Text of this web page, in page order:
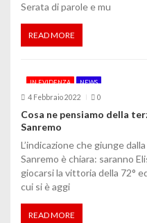
r
c
o
l
i
Serata di parole e mu
READ MORE
IN EVIDENZA NEWS
4 Febbraio 2022 0
Cosa ne pensiamo della
Sanremo
L’indicazione che giunge
Sanremo è chiara: saranno
giocarsi la vittoria della 72°
cui si è aggi
READ MORE